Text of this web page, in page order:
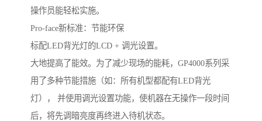
操作员能轻松实施。
Pro-face新标准：节能环保
标配LED背光灯的LCD + 调光设置。
大地提高了能效。为了减少现场的能耗，GP4000系列采
用了多种节能措施（如：所有机型都配有LED背光
灯）， 并使用调光设置功能，使机器在无操作一段时间
后，将先调暗亮度再终进入待机状态。